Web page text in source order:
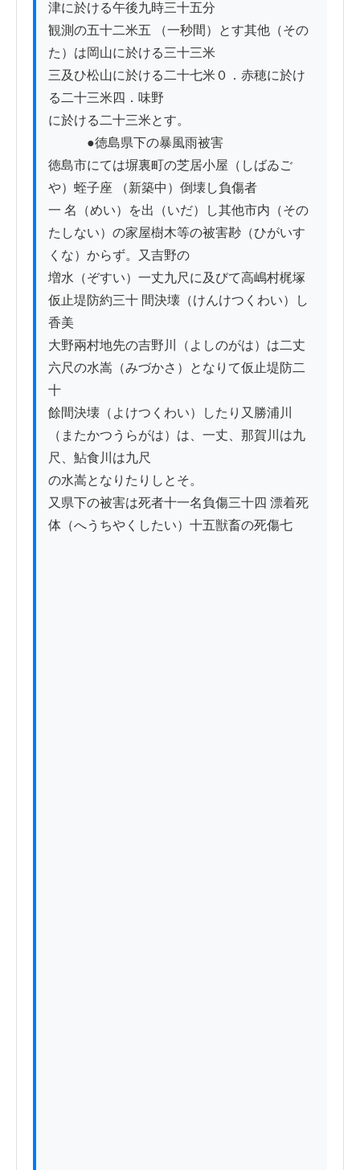
津に於ける午後九時三十五分
観測の五十二米五 （一秒間）とす其他（その
た）は岡山に於ける三十三米
三及ひ松山に於ける二十七米０．赤穂に於け
る二十三米四．味野
に於ける二十三米とす。
●徳島県下の暴風雨被害
徳島市にては塀裏町の芝居小屋（しばゐご
や）蛭子座 （新築中）倒壊し負傷者
一 名（めい）を出（いだ）し其他市内（その
たしない）の家屋樹木等の被害尠（ひがいす
くな）からず。又吉野の
増水（ぞすい）一丈九尺に及びて高嶋村梶塚
仮止堤防約三十 間決壊（けんけつくわい）し
香美
大野兩村地先の吉野川（よしのがは）は二丈
六尺の水嵩（みづかさ）となりて仮止堤防二
十
餘間決壊（よけつくわい）したり又勝浦川
（またかつうらがは）は、一丈、那賀川は九
尺、鮎食川は九尺
の水嵩となりたりしとそ。
又県下の被害は死者十一名負傷三十四 漂着死
体（へうちやくしたい）十五獣畜の死傷七